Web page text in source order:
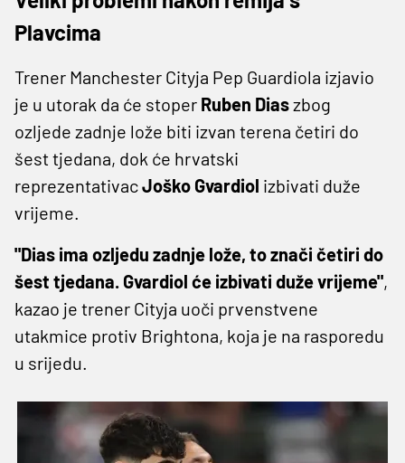
Plavcima
Trener Manchester Cityja Pep Guardiola izjavio
je u utorak da će stoper ​ Ruben ‍Diaszbog
ozljede zadnje lože biti izvan terena četiri do
šest tjedana, dok će hrvatski
reprezentativacJoško Gvardiol izbivati duže
vrijeme.
"Dias ima ozljedu zadnje lože, to znači četiri do
šest tjedana. Gvardiol će izbivati duže vrijeme",
kazao je trener Cityja uoči prvenstvene
utakmice protiv Brightona, koja je na rasporedu
u srijedu.